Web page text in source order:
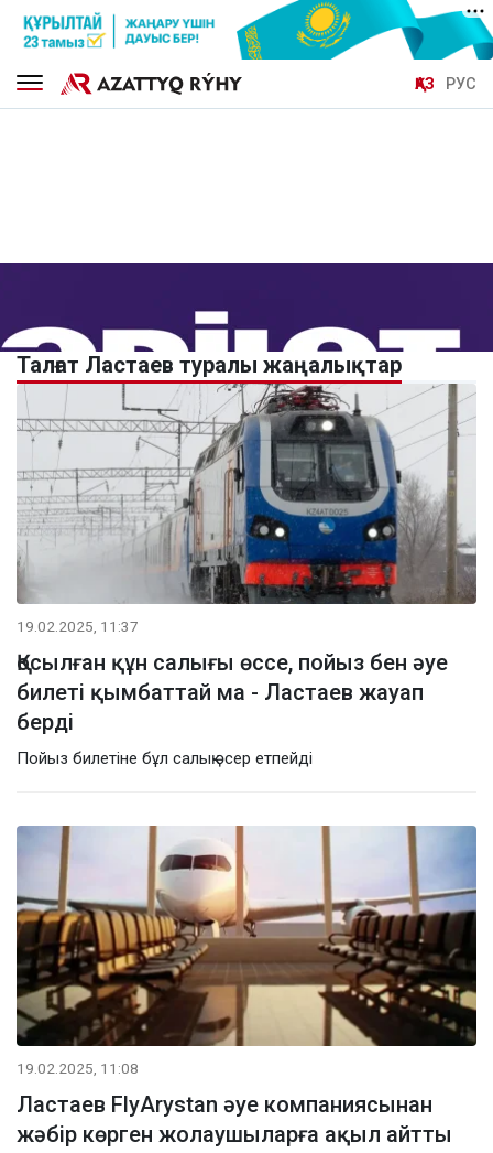
ҚАЗ РУС
Талғат Ластаев туралы жаңалықтар
19.02.2025, 11:37
Қосылған құн салығы өссе, пойыз бен әуе
билеті қымбаттай ма - Ластаев жауап
берді
Пойыз билетіне бұл салық әсер етпейді
19.02.2025, 11:08
Ластаев FlyArystan әуе компаниясынан
жәбір көрген жолаушыларға ақыл айтты